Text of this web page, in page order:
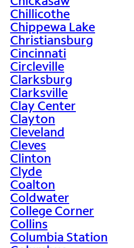
Chillicothe
Chippewa Lake
Christiansburg
Cincinnati
Circleville
Clarksburg
Clarksville
Clay Center
Clayton
Cleveland
Cleves
Clinton
Clyde
Coalton
Coldwater
College Corner
Collins
Columbia Station